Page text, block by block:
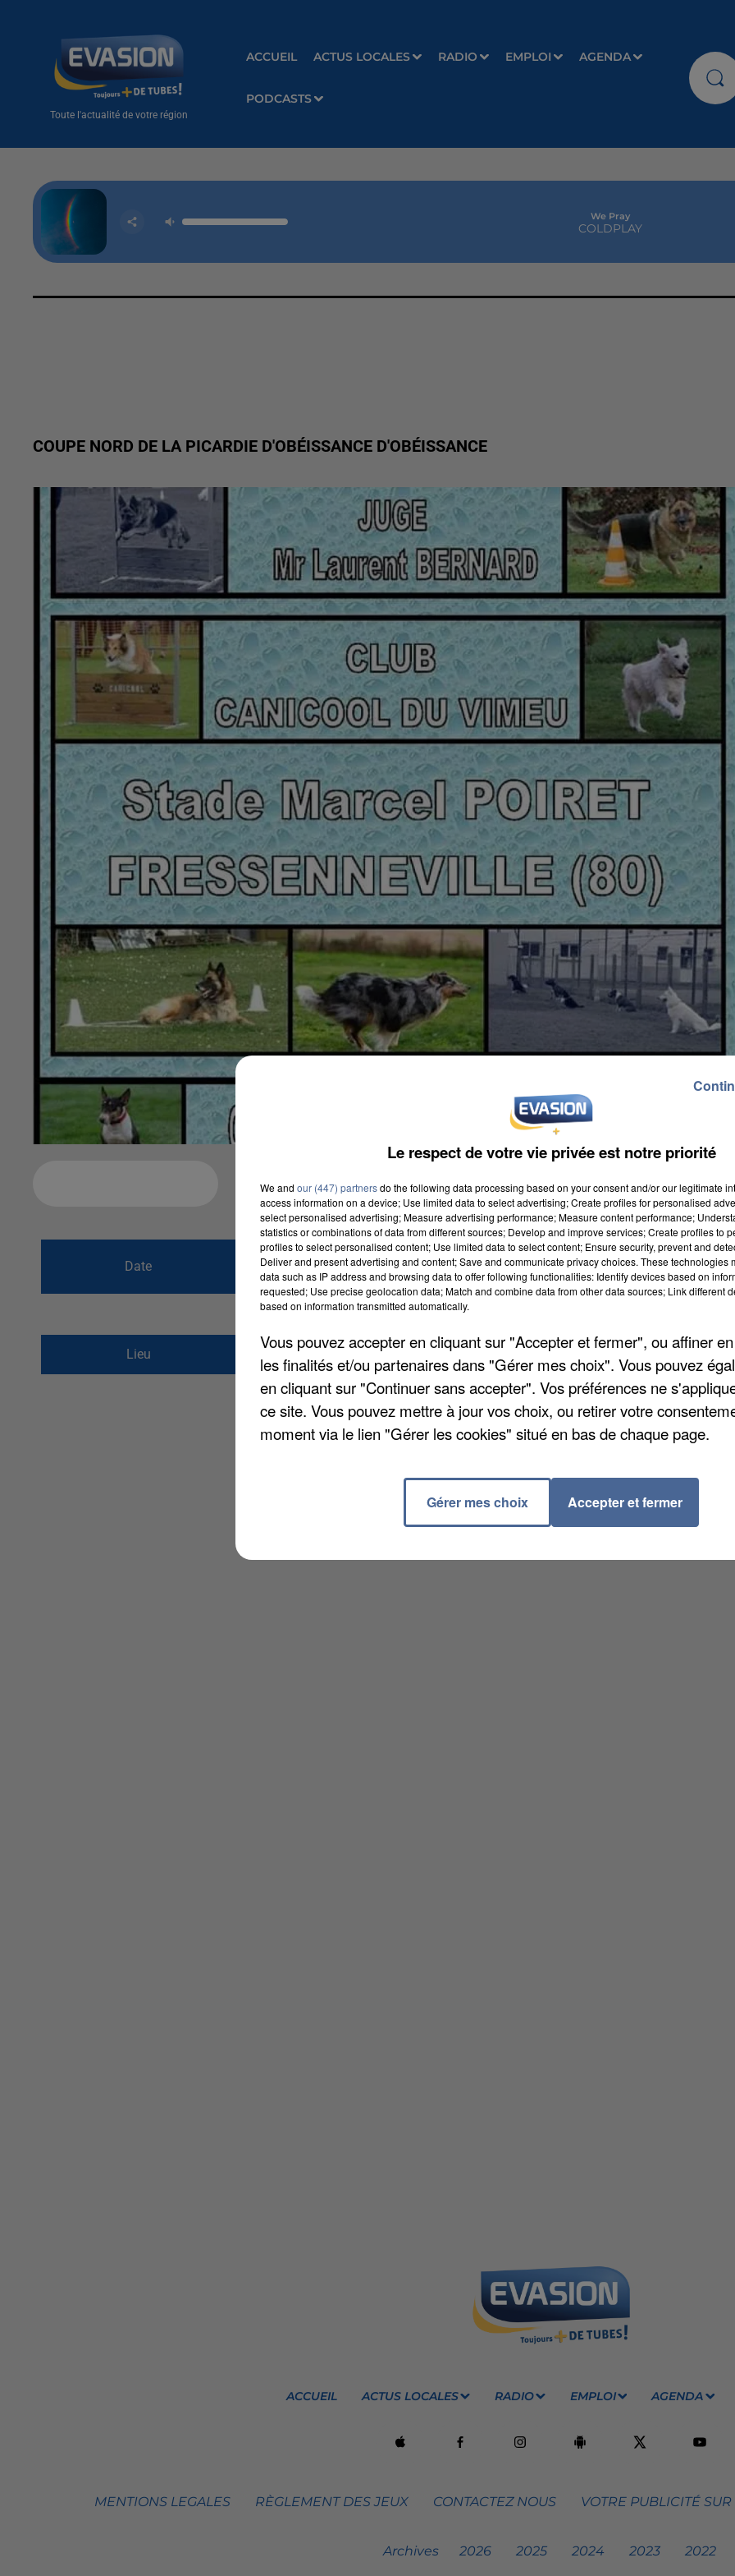
Toute l'actualité de votre région
ACCUEIL ACTUS LOCALES RADIO EMPLOI AGENDA
PODCASTS
We Pray
COLDPLAY
COUPE NORD DE LA PICARDIE D'OBÉISSANCE D'OBÉISSANCE
Date
du8 juin 2019 à 9h00
au9 juin 2019 à 19h59
Lieu
Rue du Mont Blanc
80390 Fressenneville
ACCUEIL ACTUS LOCALES RADIO EMPLOI AGENDA
MENTIONS LEGALES RÈGLEMENT DES JEUX CONTACTEZ NOUS VOTRE PUBLICITÉ
Archives 2026 2025 2024 2023 2022
Le respect de votre vie privée est notre priorité
We and our (447) partnersdo the following data processing based on your consent and/or our legitimate
access information on a device; Use limited data to select advertising; Create profiles for personalised
select personalised advertising; Measure advertising performance; Measure content performance;
statistics or combinations of data from different sources; Develop and improve services; Create profiles to
profiles to select personalised content; Use limited data to select content; Ensure security, prevent and
Deliver and present advertising and content; Save and communicate privacy choices. These technologies
data such as IP address and browsing data to offer following functionalities: Identify devices based on
requested; Use precise geolocation data; Match and combine data from other data sources; Link different
based on information transmitted automatically.
Vous pouvez accepter en cliquant sur "Accepter et fermer", ou affiner
les finalités et/ou partenaires dans "Gérer mes choix". Vous pouvez
en cliquant sur "Continuer sans accepter". Vos préférences ne
ce site. Vous pouvez mettre à jour vos choix, ou retirer votre
moment via le lien "Gérer les cookies" situé en bas de chaque page.
Gérer mes choix Accepter et fermer